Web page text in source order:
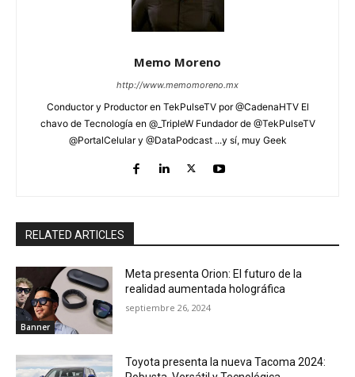
Memo Moreno
http://www.memomoreno.mx
Conductor y Productor en TekPulseTV por @CadenaHTV El
chavo de Tecnología en @_TripleW Fundador de @TekPulseTV
@PortalCelular y @DataPodcast ...y sí, muy Geek
RELATED ARTICLES
Banner
Meta presenta Orion: El futuro de la
realidad aumentada holográfica
septiembre 26, 2024
Toyota presenta la nueva Tacoma 2024: